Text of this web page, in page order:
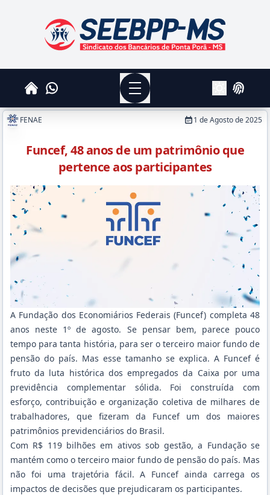
SEEBPPMS - Sindicato dos Bancários de Ponta
HomeWhatsapp
Menu
AlterarLogin
FENAE 1 de Agosto de 2025
Funcef, 48 anos de um patrimônio que
pertence aos participantes
A Fundação dos Economiários Federais (Funcef) completa 48
anos neste 1º de agosto. Se pensar bem, parece pouco
tempo para tanta história, para ser o terceiro maior fundo de
pensão do país. Mas esse tamanho se explica. A Funcef é
fruto da luta histórica dos empregados da Caixa por uma
previdência complementar sólida. Foi construída com
esforço, contribuição e organização coletiva de milhares de
trabalhadores, que fizeram da Funcef um dos maiores
patrimônios previdenciários do Brasil.
Com R$ 119 bilhões em ativos sob gestão, a Fundação se
mantém como o terceiro maior fundo de pensão do país. Mas
não foi uma trajetória fácil. A Funcef ainda carrega os
impactos de decisões que prejudicaram os participantes.